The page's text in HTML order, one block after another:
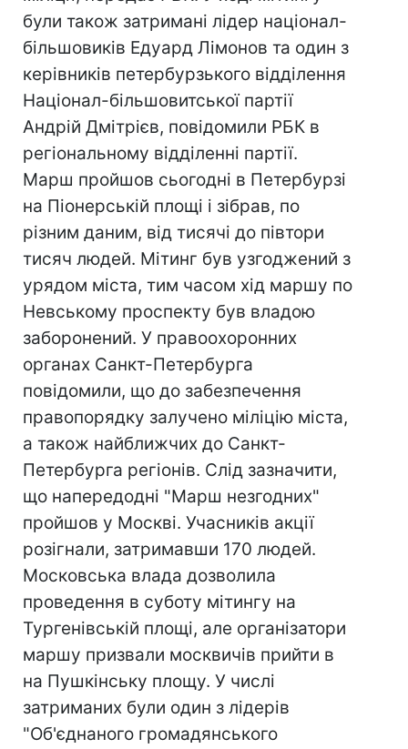
були також затримані лідер націонал-
більшовиків Едуард Лімонов та один з
керівників петербурзького відділення
Націонал-більшовитської партії
Андрій Дмітрієв, повідомили РБК в
регіональному відділенні партії.
Марш пройшов сьогодні в Петербурзі
на Піонерській площі і зібрав, по
різним даним, від тисячі до півтори
тисяч людей. Мітинг був узгоджений з
урядом міста, тим часом хід маршу по
Невському проспекту був владою
заборонений. У правоохоронних
органах Санкт-Петербурга
повідомили, що до забезпечення
правопорядку залучено міліцію міста,
а також найближчих до Санкт-
Петербурга регіонів. Слід зазначити,
що напередодні "Марш незгодних"
пройшов у Москві. Учасників акції
розігнали, затримавши 170 людей.
Московська влада дозволила
проведення в суботу мітингу на
Тургенівській площі, але організатори
маршу призвали москвичів прийти в
на Пушкінську площу. У числі
затриманих були один з лідерів
"Об'єднаного громадянського